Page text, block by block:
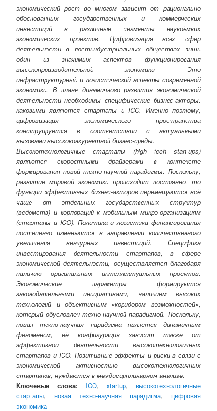
экономический рост во многом зависит от рационально
обоснованных государственных и коммерческих
инвестиций в различные сегменты наукоёмких
экономических проектов. Цифровизация всех сфер
деятельности в постиндустриальных обществах лишь
один из значимых аспектов функционирования
высокопроизводительной экономики. Это
инфраструктурный и логистический аспекты современной
экономики. В плане динамичного развития экономической
деятельности необходимы специфические бизнес-акторы,
каковыми являются стартапы и ICO. Именно поэтому,
цифровизация экономического пространства
конструируется в соответствии с актуальными
вызовами высококонкурентной бизнес-среды.
Высокотехнологичные стартапы (high tech start-ups)
являются скоростными драйверами в контексте
формирования новой техно-научной парадигмы. Поскольку,
развитие мировой экономики происходит постоянно, то
функции эффективных бизнес-акторов перемещаются всё
чаще от отдельных государственных структур
(ведомств) и корпораций к мобильным микро-организациям
(стартапы и ICO). Политика и логистика финансирования
постепенно изменяются в направлении количественного
увеличения венчурных инвестиций. Специфика
инвестирования деятельности стартапов, в сфере
экономической деятельности, осуществляется благодаря
наличию оригинальных интеллектуальных проектов.
Экономические параметры формируются
законодательными инициативами, наличием высоких
технологий и объективным «коридором возможностей»,
который обусловлен техно-научной парадигмой. Поскольку,
новая техно-научная парадигма является динамичным
феноменом, её конфигурация зависит также от
эффективной деятельности высокотехнологичных
стартапов и ICO. Позитивные эффекты и риски в связи с
экономической активностью высокотехнологичных
стартапов, нуждаются в междисциплинарном анализе.
Ключевые слова:
ICO, startup, высокотехнологичные
стартапы, новая техно-научная парадигма, цифровая
экономика